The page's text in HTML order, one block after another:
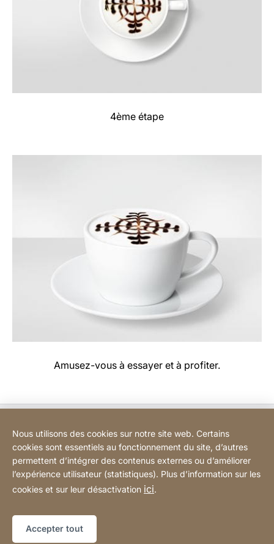
4ème étape
Amusez-vous à essayer et à profiter.
Bodart&Co BV: Customer service
Web
information]
Déclaration d'accessibilité
Nous utilisons des cookies sur notre site web. Certains
cookies sont essentiels au fonctionnement du site, d’autres
permettent d’intégrer des contenus externes ou d’améliorer
l’expérience utilisateur (statistiques). Plus d’information sur les
cookies et sur leur désactivation ici.
Accepter tout